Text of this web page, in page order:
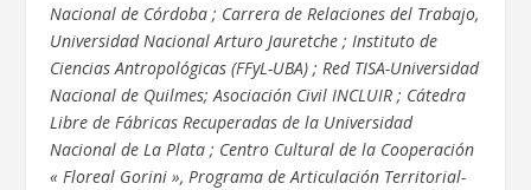
Nacional de Córdoba ; Carrera de Relaciones del Trabajo,
Universidad Nacional Arturo Jauretche ; Instituto de
Ciencias Antropológicas (FFyL-UBA) ; Red TISA-Universidad
Nacional de Quilmes; Asociación Civil INCLUIR ; Cátedra
Libre de Fábricas Recuperadas de la Universidad
Nacional de La Plata ; Centro Cultural de la Cooperación
« Floreal Gorini », Programa de Articulación Territorial-